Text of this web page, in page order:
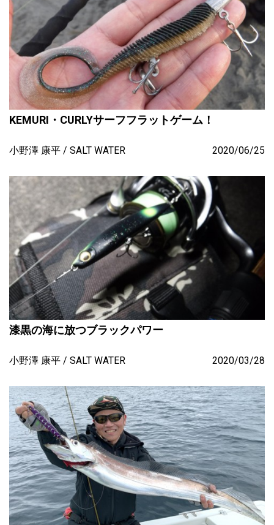
KEMURI・CURLYサーフフラットゲーム！
小野澤 康平 SALT WATER 2020/06/25
漆黒の海に放つブラックパワー
小野澤 康平 SALT WATER 2020/03/28